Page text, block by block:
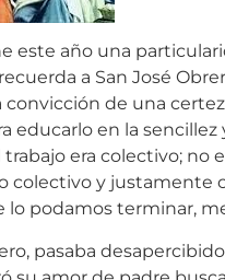
este año una
a San José
convicción de una
educarlo en la
era colectivo; no
colectivo y justamente
lo podamos terminar,
pasaba
su amor de padre